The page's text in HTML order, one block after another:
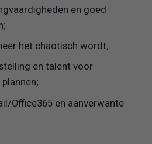
en goed
het chaotisch wordt;
en talent voor
Office365 en aanverwante